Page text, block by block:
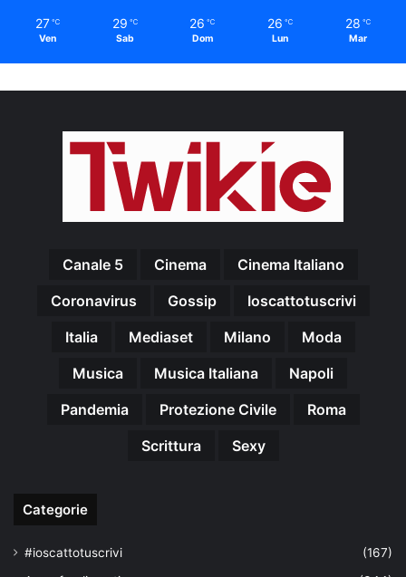
27 ℃
Ven
29 ℃
Sab
26 ℃
Dom
26 ℃
Lun
28 ℃
Mar
Canale 5 Cinema
Cinema Italiano
Coronavirus
Gossip
Ioscattotuscrivi
Italia
Mediaset Milano
Moda
Musica
Musica Italiana
Napoli
Pandemia
Protezione Civile
Roma
Scrittura
Sexy
Categorie
#ioscattotuscrivi
(167)